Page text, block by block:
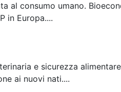
al consumo umano.
in Europa....
e sicurezza
ai nuovi nati....